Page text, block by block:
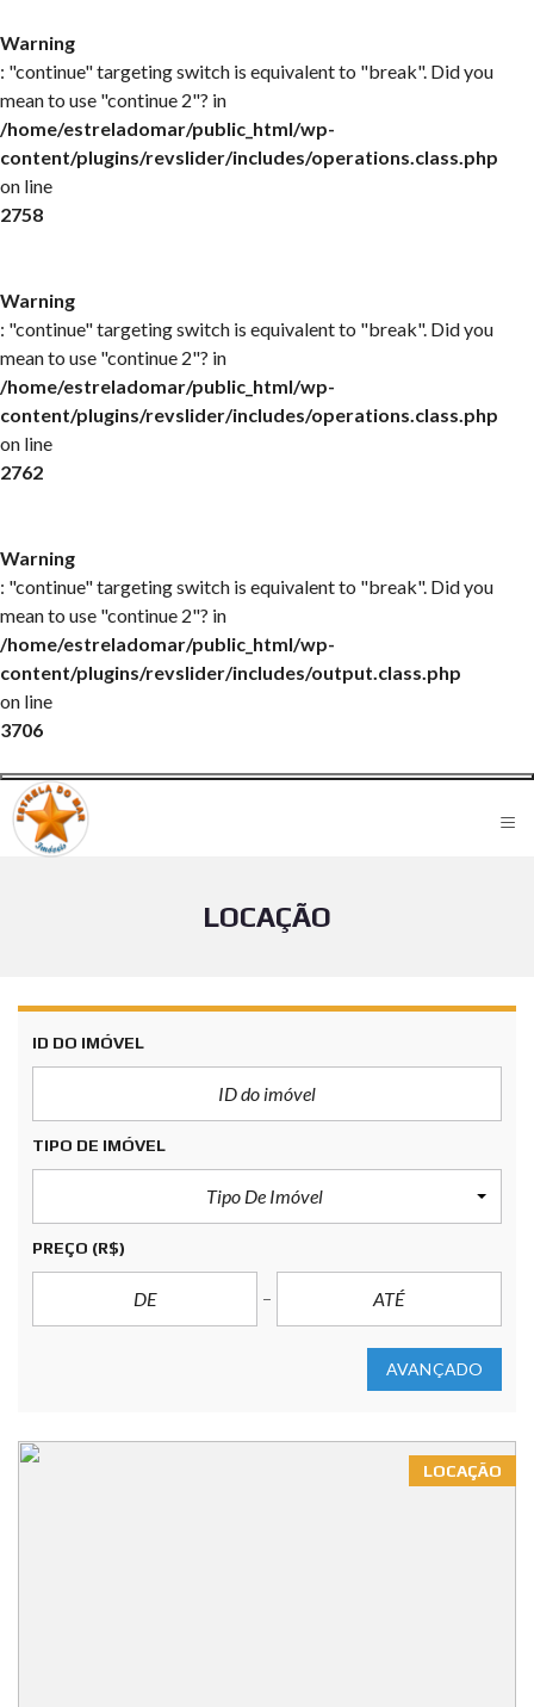
Warning
: "continue" targeting switch is equivalent to "break". Did you
mean to use "continue 2"? in
/home/estreladomar/public_html/wp-
content/plugins/revslider/includes/operations.class.php
on line
2758
Warning
: "continue" targeting switch is equivalent to "break". Did you
mean to use "continue 2"? in
/home/estreladomar/public_html/wp-
content/plugins/revslider/includes/operations.class.php
on line
2762
Warning
: "continue" targeting switch is equivalent to "break". Did you
mean to use "continue 2"? in
/home/estreladomar/public_html/wp-
content/plugins/revslider/includes/output.class.php
on line
3706
≡
LOCAÇÃO
ID DO IMÓVEL
TIPO DE IMÓVEL
Tipo De Imóvel
PREÇO (R$)
AVANÇADO
LOCAÇÃO